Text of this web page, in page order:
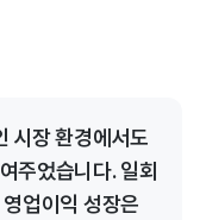
시장 환경에서도
주었습니다. 일회
업이익 성장은